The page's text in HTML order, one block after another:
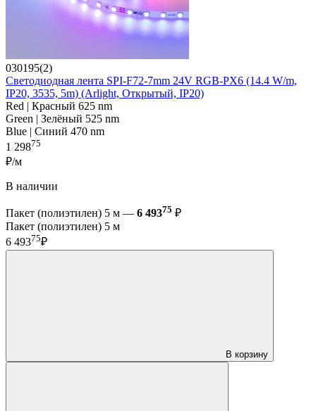
030195(2)
Светодиодная лента SPI-F72-7mm 24V RGB-PX6 (14.4 W/m,
IP20, 3535, 5m) (Arlight, Открытый, IP20)
Red | Красный 625 nm
Green | Зелёный 525 nm
Blue | Синий 470 nm
1 29875
₽/м
В наличии
Пакет (полиэтилен) 5 м — 6 49375 ₽
Пакет (полиэтилен) 5 м
6 49375₽
В корзину